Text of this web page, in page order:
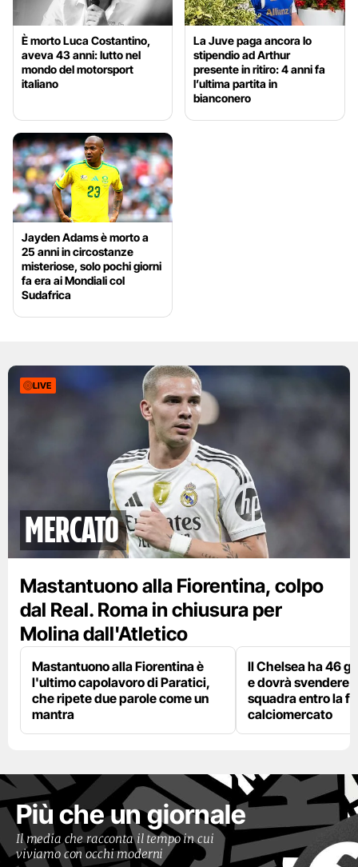
È morto Luca Costantino,
aveva 43 anni: lutto nel
mondo del motorsport
italiano
La Juve paga ancora lo
stipendio ad Arthur
presente in ritiro: 4 anni fa
l’ultima partita in
bianconero
Jayden Adams è morto a
25 anni in circostanze
misteriose, solo pochi giorni
fa era ai Mondiali col
Sudafrica
LIVE
mercato
Mastantuono alla Fiorentina, colpo
dal Real. Roma in chiusura per
Molina dall'Atletico
Mastantuono alla Fiorentina è
l'ultimo capolavoro di Paratici,
che ripete due parole come un
mantra
Il Chelsea ha 46
e dovrà svendere
squadra entro la
calciomercato
Più che un giornale
Il media che racconta il tempo in cui
viviamo con occhi moderni